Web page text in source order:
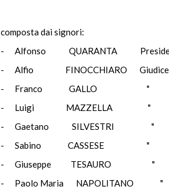
composta dai signori:
- Alfonso QUARANTA
- Alfio FINOCCHIARO Giudice
- Franco GALLO "
- Luigi MAZZELLA "
- Gaetano SILVESTRI "
- Sabino CASSESE "
- Giuseppe TESAURO "
- Paolo Maria NAPOLITANO "